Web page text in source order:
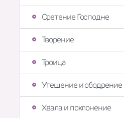
Сретение Господне
Творение
Троица
Утешение и ободрение
Хвала и поклонение